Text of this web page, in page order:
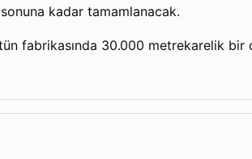
kadar tamamlanacak.
fabrikasında 30.000 metrekarelik bir